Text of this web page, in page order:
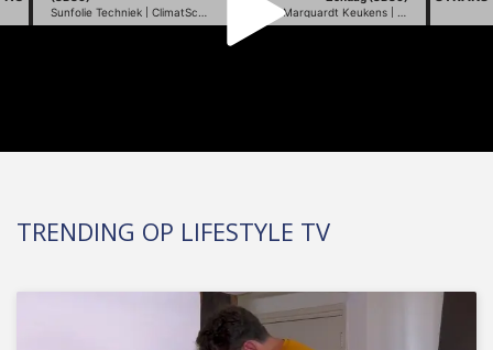
TRENDING OP LIFESTYLE TV